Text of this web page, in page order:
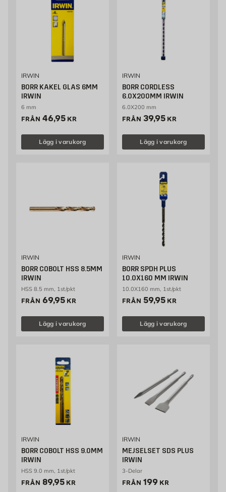
IRWIN
BORR KAKEL GLAS 6MM
IRWIN
6 mm
FRÅN Pris 46.95 kr
46,95 KR
Lägg i varukorg
IRWIN
BORR CORDLESS
6.0X200MM IRWIN
6.0X200 mm
FRÅN Pris 39.95 kr
39,95 KR
Lägg i varukorg
IRWIN
BORR COBOLT HSS 8.5MM
IRWIN
HSS 8.5 mm, 1st/pkt
FRÅN Pris 69.95 kr
69,95 KR
Lägg i varukorg
IRWIN
BORR SPDH PLUS
10.0X160 MM IRWIN
10.0X160 mm, 1st/pkt
FRÅN Pris 59.95 kr
59,95 KR
Lägg i varukorg
IRWIN
BORR COBOLT HSS 9.0MM
IRWIN
HSS 9.0 mm, 1st/pkt
FRÅN Pris 89.95 kr
89,95 KR
IRWIN
MEJSELSET SDS PLUS
IRWIN
3-Delar
FRÅN Pris 199 kr
199 KR